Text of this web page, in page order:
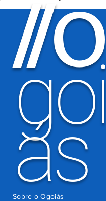
de 600 mil
motoristas
por
cobrança
indevida do
Detran-GO
há 4 dias
//O
goi
ás
Sobre o Ogoiás